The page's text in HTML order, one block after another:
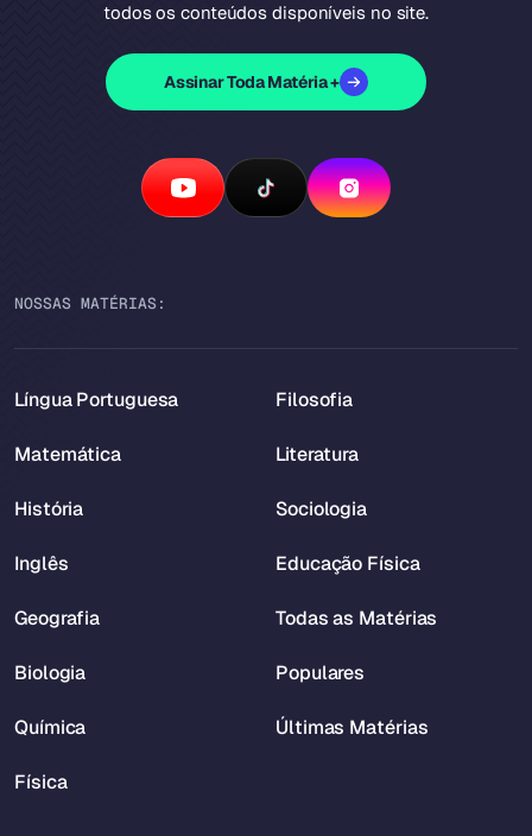
todos os conteúdos disponíveis no site.
Assinar Toda Matéria +
NOSSAS MATÉRIAS:
Língua Portuguesa
Matemática
História
Inglês
Geografia
Biologia
Química
Física
Filosofia
Literatura
Sociologia
Educação Física
Todas as Matérias
Populares
Últimas Matérias